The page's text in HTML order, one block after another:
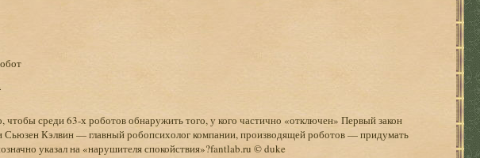
чтобы среди 63-х роботов обнаружить того, у кого частично «отключен» Первый закон
Сьюзен Кэлвин — главный робопсихолог компании, производящей роботов — придумать
указал на «нарушителя спокойствия»?fantlab.ru © duke